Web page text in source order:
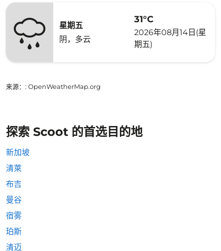
星期五
阴，多云
31°C
2026年08月14日(星
期五)
来源： : OpenWeatherMap.org
探索 Scoot 的首选目的地
新加坡
清萊
布吉
曼谷
宿雾
珀斯
清迈